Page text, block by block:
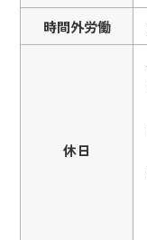
時間外労働
休日